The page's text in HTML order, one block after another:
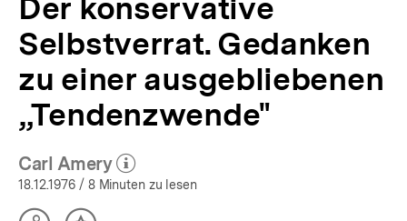
Der konservative
Selbstverrat. Gedanken
zu einer ausgebliebenen
„Tendenzwende"
Carl Amery
(Mehr zum Autor)
öffnen
18.12.1976 / 8 Minuten zu lesen